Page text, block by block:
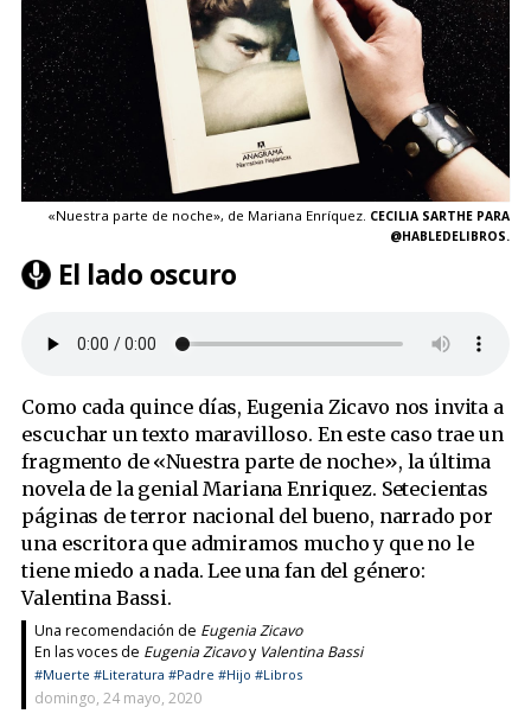
«Nuestra parte de noche», de Mariana Enríquez. CECILIA SARTHE PARA
@HABLEDELIBROS.
El lado oscuro
Como cada quince días, Eugenia Zicavo nos invita a
escuchar un texto maravilloso. En este caso trae un
fragmento de «Nuestra parte de noche», la última
novela de la genial Mariana Enriquez. Setecientas
páginas de terror nacional del bueno, narrado por
una escritora que admiramos mucho y que no le
tiene miedo a nada. Lee una fan del género:
Valentina Bassi.
Una recomendación de Eugenia Zicavo
En las voces de Eugenia Zicavoy Valentina Bassi
#Muerte #Literatura #Padre #Hijo #Libros
domingo, 24 mayo, 2020